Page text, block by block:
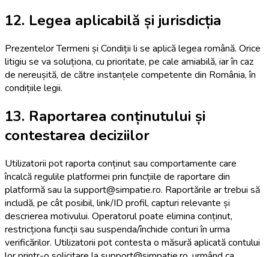
12. Legea aplicabilă și jurisdicția
Prezentelor Termeni și Condiții li se aplică legea română. Orice
litigiu se va soluționa, cu prioritate, pe cale amiabilă, iar în caz
de nereușită, de către instanțele competente din România, în
condițiile legii.
13. Raportarea conținutului și
contestarea deciziilor
Utilizatorii pot raporta conținut sau comportamente care
încalcă regulile platformei prin funcțiile de raportare din
platformă sau la support@simpatie.ro. Raportările ar trebui să
includă, pe cât posibil, link/ID profil, capturi relevante și
descrierea motivului. Operatorul poate elimina conținut,
restricționa funcții sau suspenda/închide conturi în urma
verificărilor. Utilizatorii pot contesta o măsură aplicată contului